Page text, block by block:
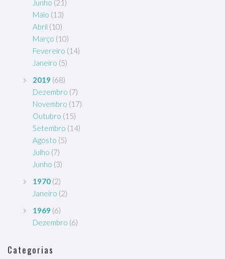
Junho (21)
Maio (13)
Abril (10)
Março (10)
Fevereiro (14)
Janeiro (5)
2019 (68)
Dezembro (7)
Novembro (17)
Outubro (15)
Setembro (14)
Agosto (5)
Julho (7)
Junho (3)
1970 (2)
Janeiro (2)
1969 (6)
Dezembro (6)
Categorias